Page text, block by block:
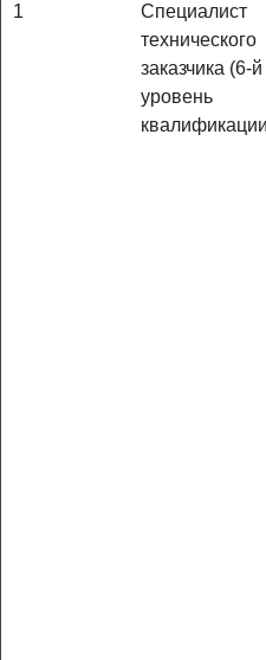
1
Специалист
технического
заказчика (6-й
уровень